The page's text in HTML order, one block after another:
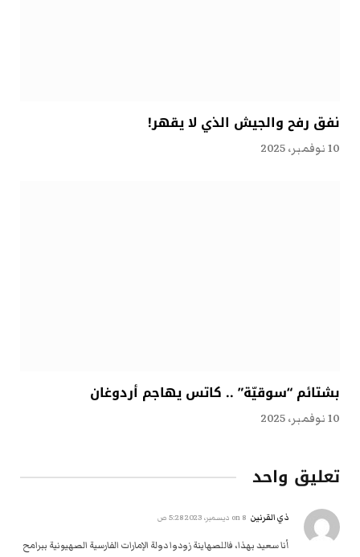
نفق رفح والجيش الذي لا يقهر!
10 نوفمبر، 2025
بشتائم “سوقيّة” .. كاتس يهاجم أردوغان
10 نوفمبر، 2025
تعليق واحد
ذي القرنين 8 ديسمبر، 2023 5:28 ص
أنا سعيد بهذا، فاللصهاينة زودوا دولة الإمارات الفارسية الصهيونية ببرامح